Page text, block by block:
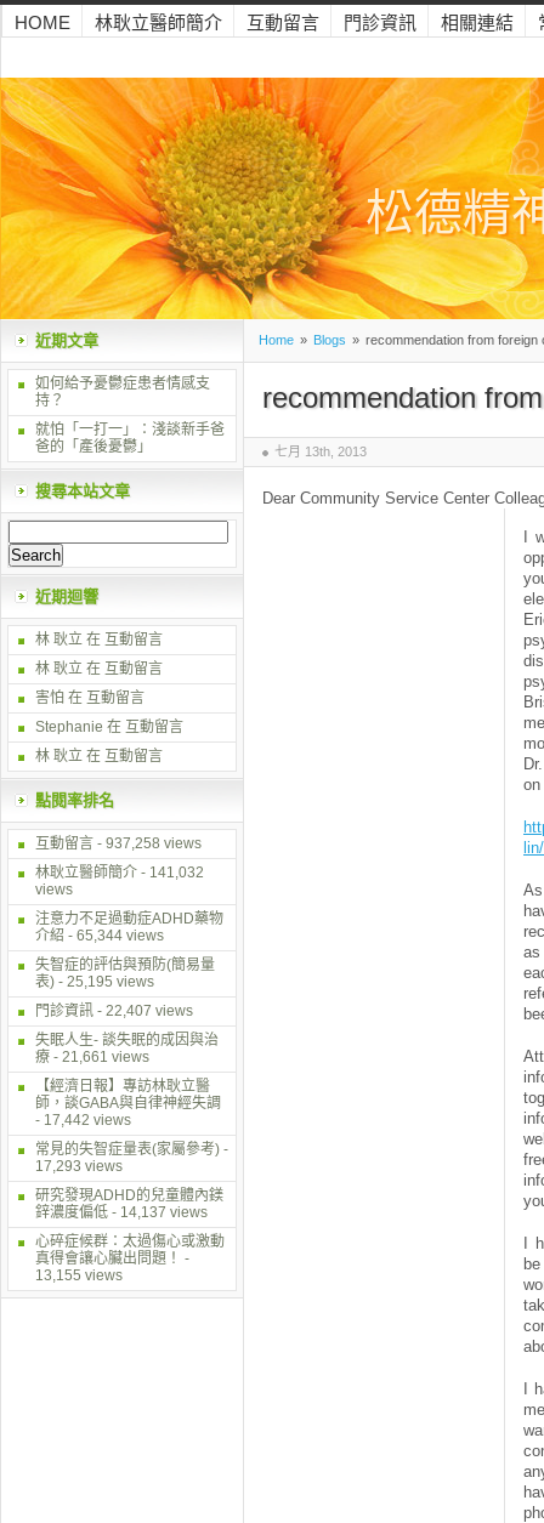
松德精
HOME 林耿立醫師簡介 互動留言 門診資訊 相關連結
Home » Blogs » recommendation from foreign
recommendation
七月 13th, 2013
Dear Community Service Center
I
I
I
近期文章
如何給予憂鬱症患者情感支
持？
就怕「一打一」：淺談新手爸
爸的「產後憂鬱」
搜尋本站文章
近期迴響
林 耿立 在 互動留言
林 耿立 在 互動留言
害怕 在 互動留言
Stephanie 在 互動留言
林 耿立 在 互動留言
點閱率排名
互動留言 - 937,258 views
林耿立醫師簡介 - 141,032
views
注意力不足過動症ADHD藥物
介紹 - 65,344 views
失智症的評估與預防(簡易量
表) - 25,195 views
門診資訊 - 22,407 views
失眠人生- 談失眠的成因與治
療 - 21,661 views
【經濟日報】專訪林耿立醫
師，談GABA與自律神經失調
- 17,442 views
常見的失智症量表(家屬參考) -
17,293 views
研究發現ADHD的兒童體內鎂
鋅濃度偏低 - 14,137 views
心碎症候群：太過傷心或激動
真得會讓心臟出問題！ -
13,155 views